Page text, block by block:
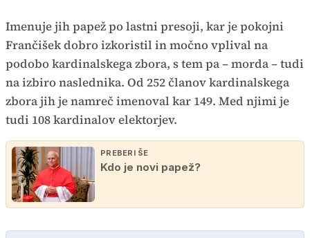
Imenuje jih papež po lastni presoji, kar je pokojni
Frančišek dobro izkoristil in močno vplival na
podobo kardinalskega zbora, s tem pa – morda – tudi
na izbiro naslednika. Od 252 članov kardinalskega
zbora jih je namreč imenoval kar 149. Med njimi je
tudi 108 kardinalov elektorjev.
PREBERI ŠE
Kdo je novi papež?